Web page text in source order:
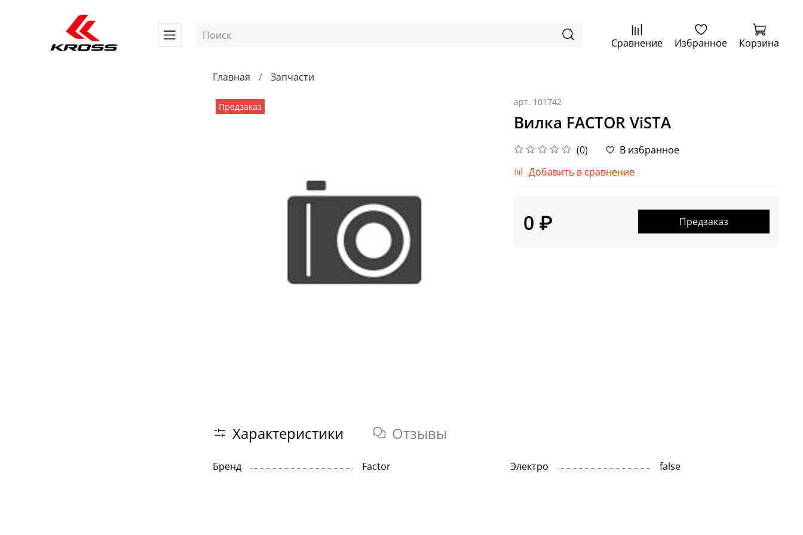
Сравнение Избранное Корзина
Главная Запчасти
Предзаказ арт. 101742
Вилка FACTOR ViSTA
(0)
В избранное
Добавить в сравнение
0 ₽ Предзаказ
Характеристики Отзывы
Бренд Factor Электро false